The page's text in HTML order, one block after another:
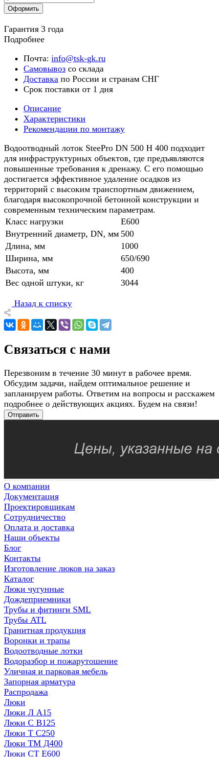
Оформить
Гарантия 3 года
Подробнее
Почта: info@tsk-gk.ru
Самовывоз со склада
Доставка по России и странам СНГ
Срок поставки от 1 дня
Описание
Характеристики
Рекомендации по монтажу
Водоотводный лоток SteePro DN 500 H 400 подходит
для инфраструктурных объектов, где предъявляются
повышенные требования к дренажу. С его помощью
достигается эффективное удаление осадков из
территорий с высоким транспортным движением,
благодаря высокопрочной бетонной конструкции и
современным техническим параметрам.
Класс нагрузки
E600
Внутренний диаметр, DN, мм 500
Длина, мм
1000
Ширина, мм
650/690
Высота, мм
400
Вес одной штуки, кг
3044
Назад к списку
Связаться с нами
Перезвоним в течение 30 минут в рабочее время.
Обсудим задачи, найдем оптимальное решение и
запланируем работы. Ответим на вопросы и расскажем
подробнее о действующих акциях. Будем на связи!
Отправить
О компании
Документация
Проектировщикам
Сотрудничество
Оплата и доставка
Наши объекты
Блог
Контакты
Изготовление люков на заказ
Каталог
Люки чугунные
Дождеприемники
Трубы и фитинги SML
Трубы ATL
Гранитная продукция
Воронки и трапы
Водоотводные лотки
Водоразбор и пожарутошение
Уличная и парковая мебель
Запорная арматура
Распродажа
Люки
Люки Л А15
Люки С В125
Люки Т С250
Люки ТМ Д400
Люки СТ Е600